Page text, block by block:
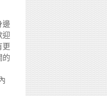
邊
迎
更
的